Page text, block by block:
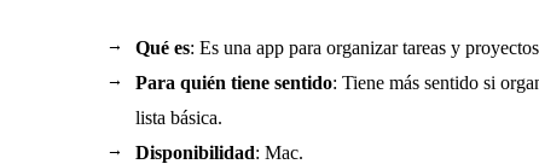
Qué es: Es una app para organizar tareas y
Para quién tiene sentido: Tiene más sentido si
lista básica.
Disponibilidad: Mac.